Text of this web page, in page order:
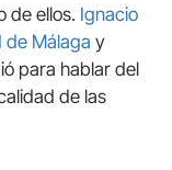
de ellos. Ignacio
de Málaga y
para hablar del
de las